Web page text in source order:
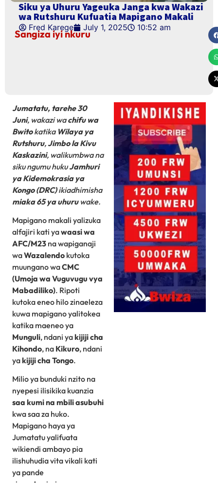
Siku ya Uhuru Yageuka Janga kwa Wakazi
wa Rutshuru Kufuatia Mapigano Makali
Fred Karege July 1, 2025 10:52 am
Sangiza iyi nkuru
Jumatatu, tarehe 30
Juni, wakazi wachifu wa
Bwitokatika Wilaya ya
Rutshuru,Jimbo la Kivu
Kaskazini, walikumbwa na
siku ngumu hukuJamhuri
ya Kidemokrasia ya
Kongo (DRC)ikiadhimisha
miaka 65 ya uhuruwake.
Mapigano makali yalizuka
alfajiri kati yawaasi wa
AFC/M23 na wapiganaji
waWazalendo kutoka
muungano waCMC
(Umoja wa Vuguvugu vya
Mabadiliko). Ripoti
kutoka eneo hilo zinaeleza
kuwa mapigano yalitokea
katika maeneo ya
Munguli, ndani yakijiji cha
Kihondo, na Kikuro, ndani
yakijiji cha Tongo.
Milio ya bunduki nzito na
nyepesi ilisikika kuanzia
saa kumi na mbili asubuhi
kwa saa za huko.
Mapigano haya ya
Jumatatu yalifuata
wikiendi ambayo pia
ilishuhudia vita vikali kati
ya pande